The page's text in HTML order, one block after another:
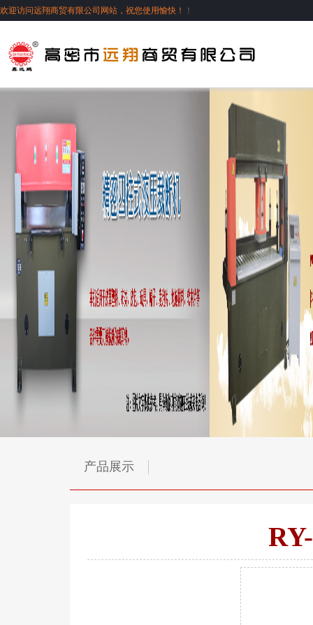
欢迎访问远翔商贸有限公司网站，祝您使用愉快！ ！
产品展示